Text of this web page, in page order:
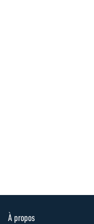
À propos